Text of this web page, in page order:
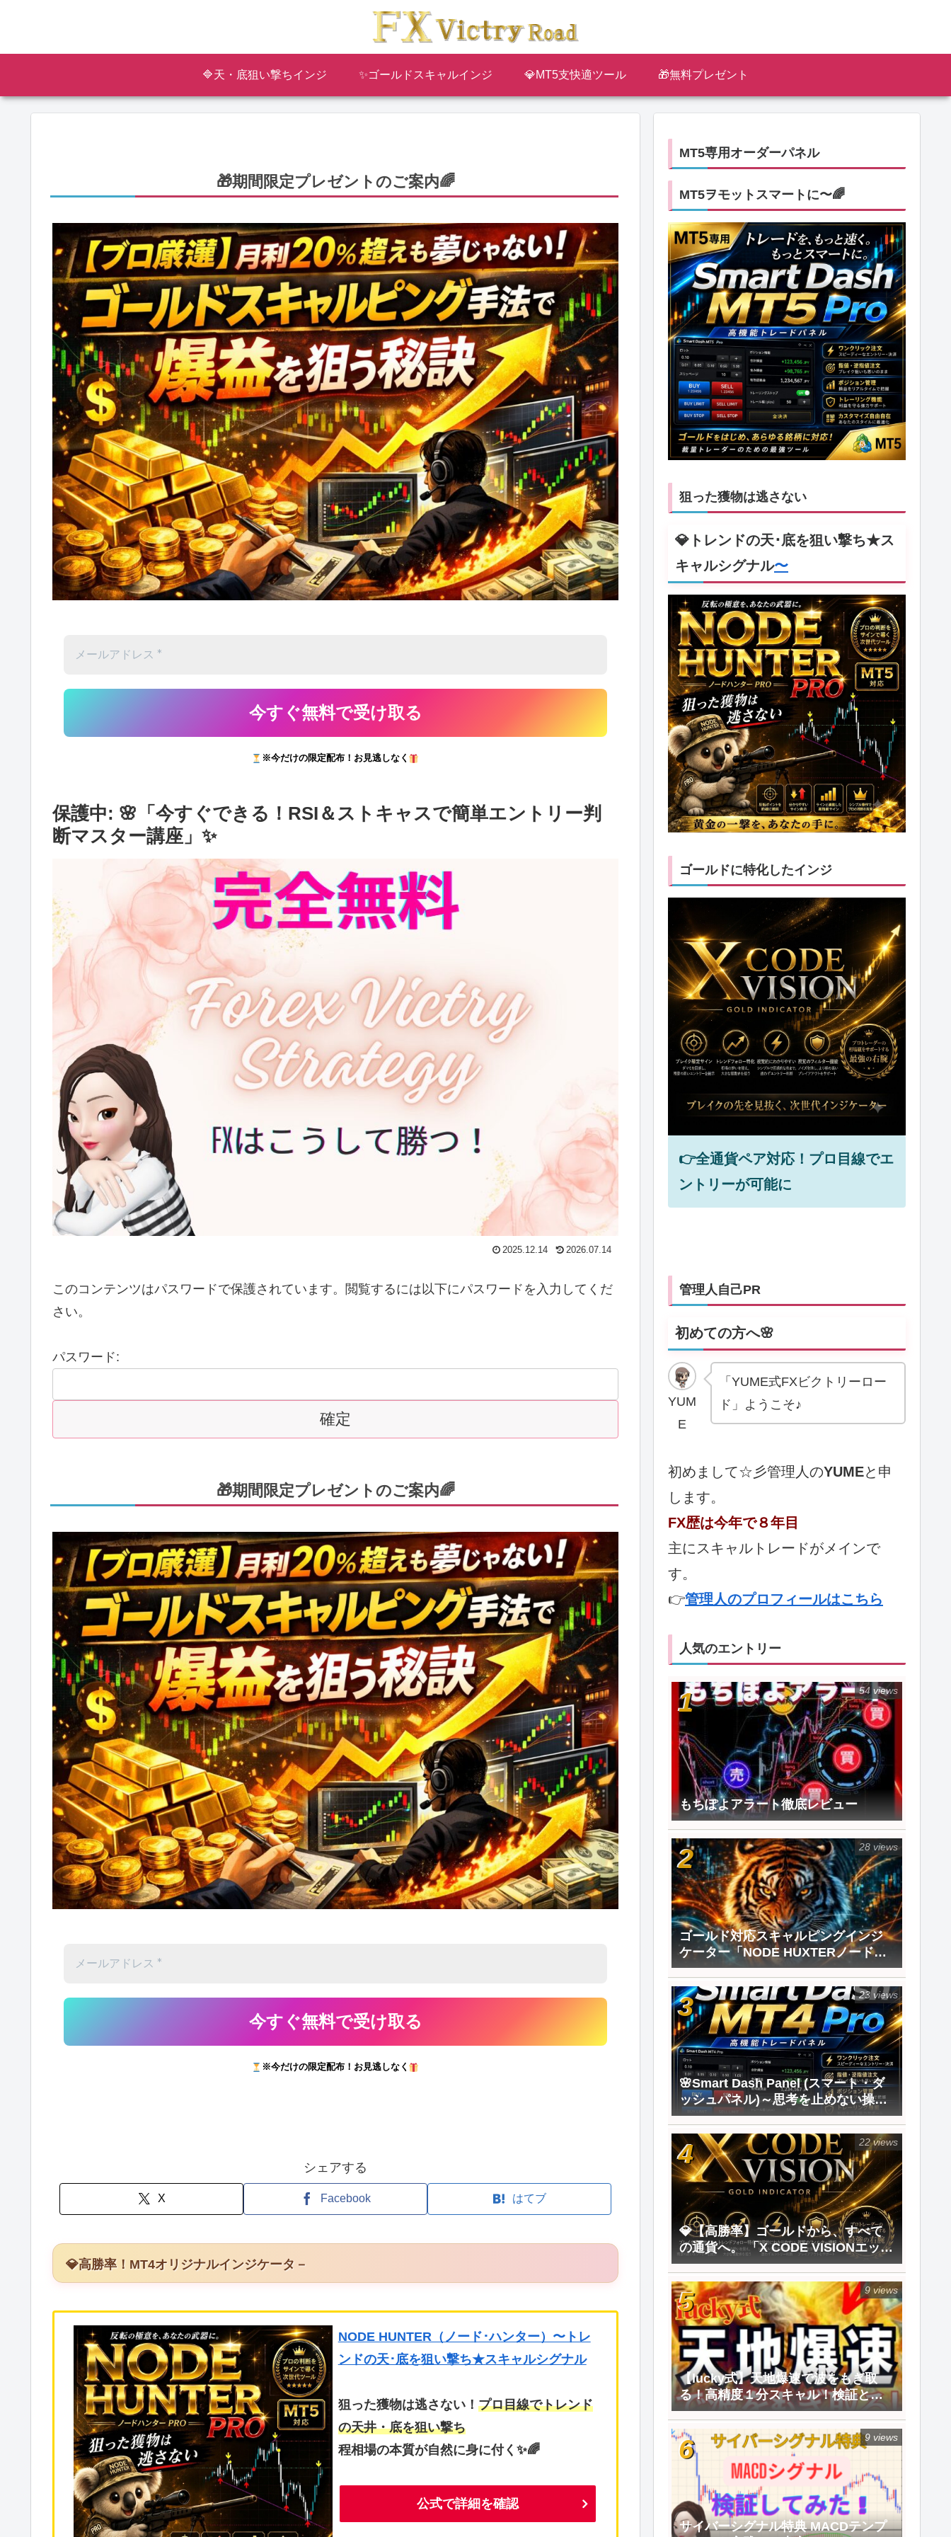
🔷天・底狙い撃ちインジ ✨ゴールドスキャルインジ 💎MT5支快適ツール 🎁無料プレゼント
🎁期間限定プレゼントのご案内🌈
※今だけの限定配布！お見逃しなく
保護中: 🌸「今すぐできる！RSI＆ストキャスで簡単エントリー判
断マスター講座」✨
2025.12.14 2026.07.14
このコンテンツはパスワードで保護されています。閲覧するには以下にパスワードを入力してくだ
さい。
パスワード:
🎁期間限定プレゼントのご案内🌈
※今だけの限定配布！お見逃しなく
シェアする
X Facebook はてブ
💎高勝率！MT4オリジナルインジケータ－
NODE HUNTER（ノード･ハンター）〜トレ
ンドの天･底を狙い撃ち★スキャルシグナル
狙った獲物は逃さない！ プロ目線でトレンド
の天井・底を狙い撃ち
程相場の本質が自然に身に付く✨🌈
公式で詳細を確認
MT5専用オーダーパネル
MT5ヲモットスマートに〜🌈
狙った獲物は逃さない
💎トレンドの天･底を狙い撃ち★ス
キャルシグナル〜
ゴールドに特化したインジ
👉全通貨ペア対応！プロ目線でエ
ントリーが可能に
管理人自己PR
初めての方へ🌸
YUM
E
「YUME式FXビクトリーロー
ド」ようこそ♪
初めまして☆彡管理人のYUMEと申
します。
FX歴は今年で８年目
主にスキャルトレードがメインで
す。
👉管理人のプロフィールはこちら
人気のエントリー
もちぽよアラート徹底レビュー
54 views
ゴールド対応スキャルピングインジ
ケーター「NODE HUXTERノードハ
ンター」を作りました✨
28 views
🌸Smart Dash Panel (スマート・ダ
ッシュパネル)～思考を止めない操作
性。トレードのストレスをゼロにす
る注文パネル
23 views
💎【高勝率】ゴールドから、すべて
の通貨へ。 「X CODE VISIONエック
スコードビジョン」※自動利確EA付
で登場
22 views
【lucky式】天地爆速で波をもぎ取
る！高精度１分スキャル！検証と評
価
9 views
サイバーシグナル特典 MACDテンプ
9 views